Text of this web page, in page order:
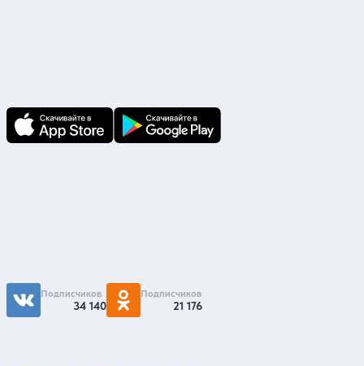
Подписчиков
34 140
Подписчиков
21 176